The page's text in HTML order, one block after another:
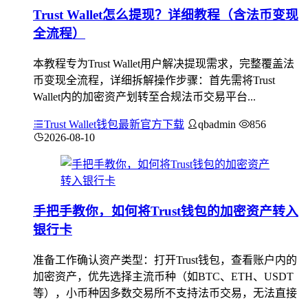
Trust Wallet怎么提现？详细教程（含法币变现
全流程）
本教程专为Trust Wallet用户解决提现需求，完整覆盖法
币变现全流程，详细拆解操作步骤：首先需将Trust
Wallet内的加密资产划转至合规法币交易平台...
Trust Wallet钱包最新官方下载 qbadmin
856
2026-08-10
手把手教你，如何将Trust钱包的加密资产转入
银行卡
准备工作确认资产类型：打开Trust钱包，查看账户内的
加密资产，优先选择主流币种（如BTC、ETH、USDT
等），小币种因多数交易所不支持法币交易，无法直接